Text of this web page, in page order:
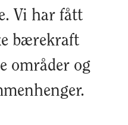
Vi har fått
bærekraft
områder og